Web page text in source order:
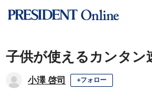
子供が使えるカンタン
小澤 啓司 +フォロー